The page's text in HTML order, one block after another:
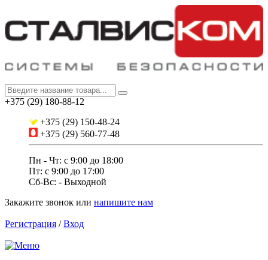
+375 (29) 180-88-12
+375 (29) 150-48-24
+375 (29) 560-77-48
Пн - Чт: с 9:00 до 18:00
Пт: c 9:00 до 17:00
Сб-Вс: - Выходной
Закажите звонок или напишите нам
Регистрация /Вход